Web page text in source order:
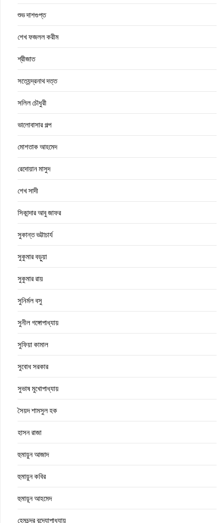
শুভ দাশগুপ্ত
শেখ ফজলল করীম
শ্রীজাত
সত্যেন্দ্রনাথ দত্ত
সলিল চৌধুরী
ভালোবাসার গল্প
মোশতাক আহমেদ
রেদোয়ান মাসুদ
শেখ সাদী
সিকান্দার আবু জাফর
সুকান্ত ভট্টাচার্য
সুকুমার বড়ুয়া
সুকুমার রায়
সুনির্মল বসু
সুনীল গঙ্গোপাধ্যায়
সুফিয়া কামাল
সুবোধ সরকার
সুভাষ মুখোপাধ্যায়
সৈয়দ শামসুল হক
হাসন রাজা
হুমায়ুন আজাদ
হুমায়ুন কবির
হুমায়ূন আহমেদ
হেমচন্দ্র বন্দ্যোপাধ্যায়